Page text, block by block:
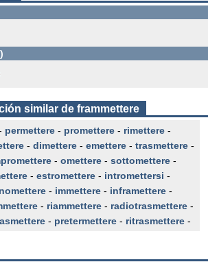
similar de frammettere
permettere - promettere - rimettere -
- dimettere - emettere - trasmettere -
- omettere - sottomettere -
- estromettere - intromettersi -
- immettere - inframettere -
- riammettere - radiotrasmettere -
- pretermettere - ritrasmettere -